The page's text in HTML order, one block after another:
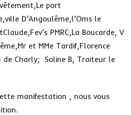
port
D’Angoulême,l’Oms le
PMRC,La Boucarde, V
et MMe Tardif,Florence
de Charly; Soline B, Traiteur le
manifestation , nous vous